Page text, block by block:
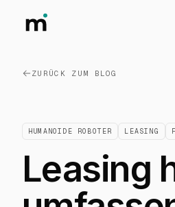
ZURÜCK ZUM BLOG
HUMANOIDE ROBOTER LEASING
Leasing